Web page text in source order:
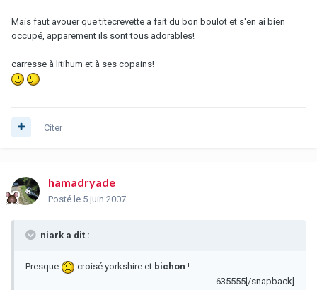
Mais faut avouer que titecrevette a fait du bon boulot et s'en ai bien
occupé, apparement ils sont tous adorables!
carresse à litihum et à ses copains!
Citer
hamadryade
Posté le 5 juin 2007
niark a dit :
Presque croisé yorkshire et bichon !
635555[/snapback]